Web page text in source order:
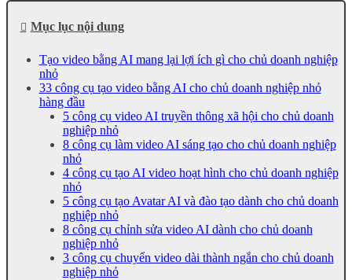
Mục lục nội dung
Tạo video bằng AI mang lại lợi ích gì cho chủ doanh nghiệp
nhỏ
33 công cụ tạo video bằng AI cho chủ doanh nghiệp nhỏ
hàng đầu
5 công cụ video AI truyền thông xã hội cho chủ doanh
nghiệp nhỏ
8 công cụ làm video AI sáng tạo cho chủ doanh nghiệp
nhỏ
4 công cụ tạo AI video hoạt hình cho chủ doanh nghiệp
nhỏ
5 công cụ tạo Avatar AI và đào tạo dành cho chủ doanh
nghiệp nhỏ
8 công cụ chỉnh sửa video AI dành cho chủ doanh
nghiệp nhỏ
3 công cụ chuyển video dài thành ngắn cho chủ doanh
nghiệp nhỏ